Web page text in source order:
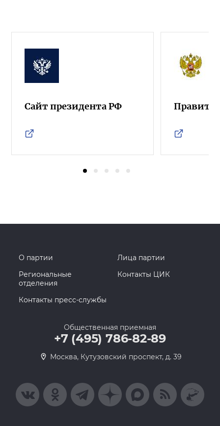
Сайт президента РФ
О партии
Лица партии
Региональные
отделения
Контакты ЦИК
Контакты пресс-службы
Общественная приемная
+7 (495) 786-82-89
Москва, Кутузовский проспект, д. 39